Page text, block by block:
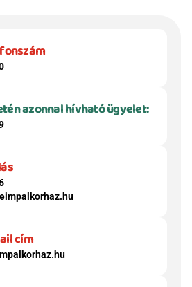
azonnal hívható ügyelet:
cím